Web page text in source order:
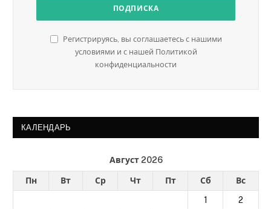
Регистрируясь, вы соглашаетесь с нашими
условиями и с нашей Политикой
конфиденциальности
КАЛЕНДАРЬ
Август 2026
Пн Вт Ср Чт Пт Сб
Вс
1
2